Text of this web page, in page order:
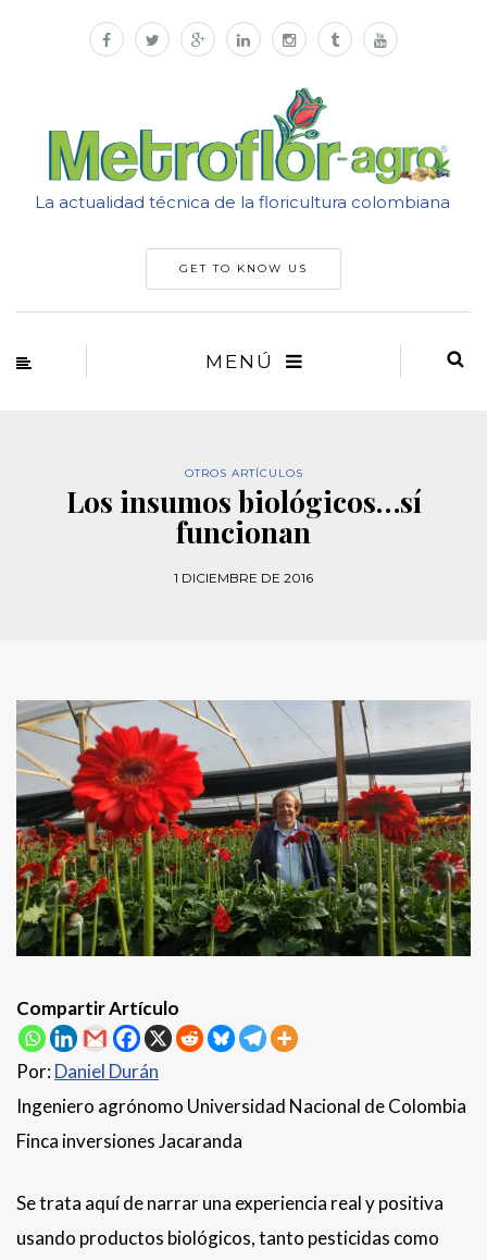
La actualidad técnica de la floricultura colombiana
GET TO KNOW US
MENÚ
OTROS ARTÍCULOS
Los insumos biológicos…sí
funcionan
1 DICIEMBRE DE 2016
Compartir Artículo
Por:Daniel Durán
Ingeniero agrónomo Universidad Nacional de Colombia
Finca inversiones Jacaranda
Se trata aquí de narrar una experiencia real y positiva
usando productos biológicos, tanto pesticidas como